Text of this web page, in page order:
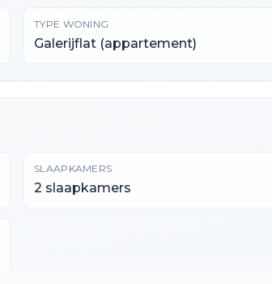
TYPE WONING
Galerijflat (appartement)
SLAAPKAMERS
2 slaapkamers